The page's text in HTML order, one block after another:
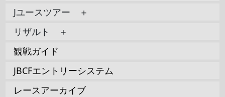
Jユースツアー ＋
リザルト ＋
観戦ガイド
JBCFエントリーシステム
レースアーカイブ